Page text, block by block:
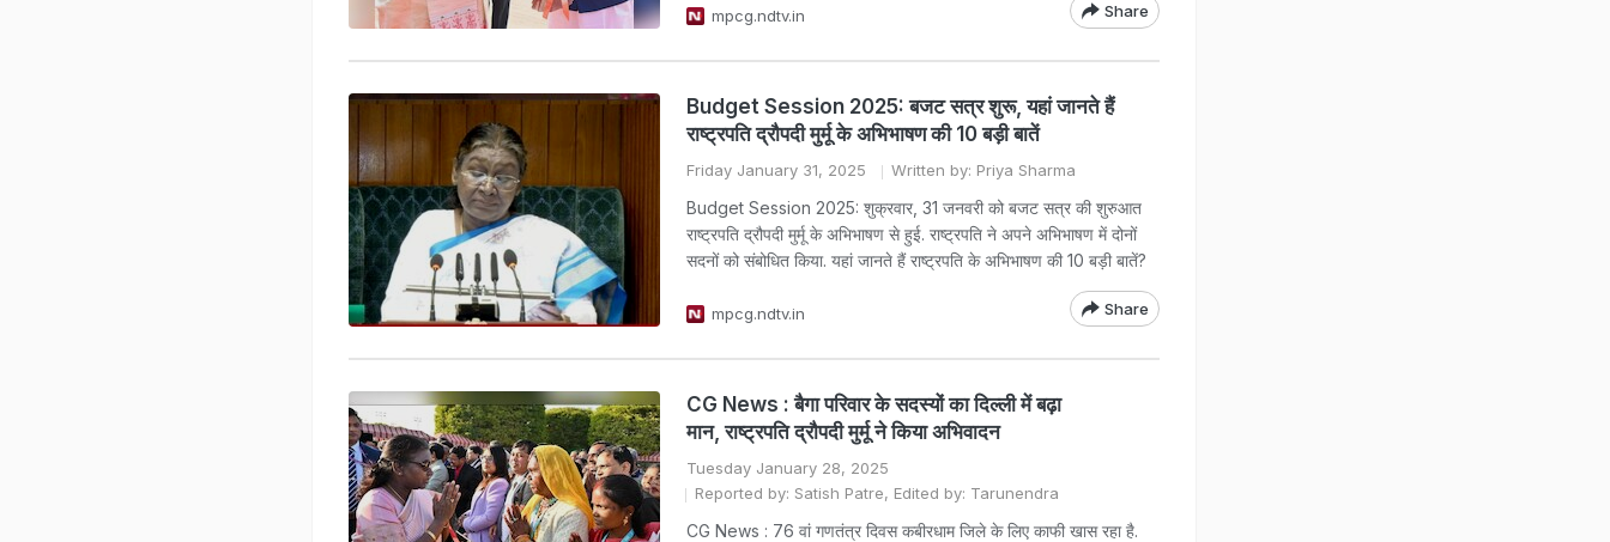
mpcg.ndtv.in Share
Budget Session 2025: बजट सत्र शुरू, यहां जानते हैं
राष्ट्रपति द्रौपदी मुर्मू के अभिभाषण की 10 बड़ी बातें
Friday January 31, 2025 Written by: Priya Sharma
Budget Session 2025: शुक्रवार, 31 जनवरी को बजट सत्र की शुरुआत
राष्‍ट्रपति द्रौपदी मुर्मू के अभिभाषण से हुई. राष्‍ट्रपति ने अपने अभिभाषण में दोनों
सदनों को संबोधित किया. यहां जानते हैं राष्‍ट्रपति के अभिभाषण की 10 बड़ी बातें?
mpcg.ndtv.in Share
CG News : बैगा परिवार के सदस्यों का दिल्ली में बढ़ा
मान, राष्ट्रपति द्रौपदी मुर्मू ने किया अभिवादन
Tuesday January 28, 2025
Reported by: Satish Patre, Edited by: Tarunendra
CG News : 76 वां गणतंत्र दिवस कबीरधाम जिले के लिए काफी खास रहा है.